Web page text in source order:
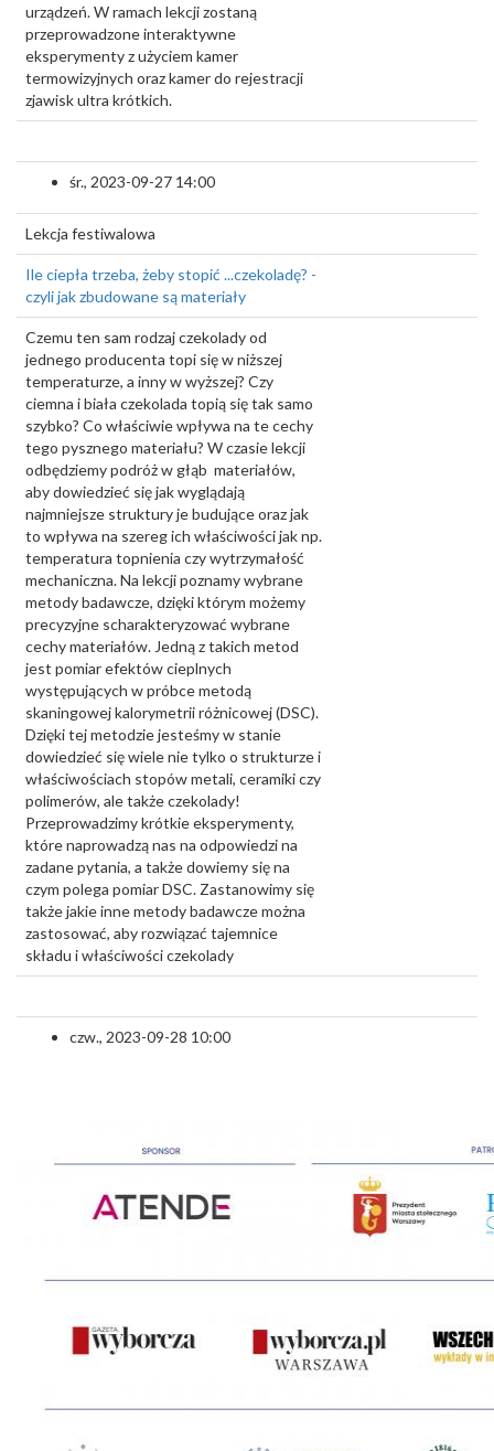
urządzeń. W ramach lekcji zostaną
przeprowadzone interaktywne
eksperymenty z użyciem kamer
termowizyjnych oraz kamer do rejestracji
zjawisk ultra krótkich.
śr., 2023-09-27 14:00
Lekcja festiwalowa
Ile ciepła trzeba, żeby stopić ...czekoladę? -
czyli jak zbudowane są materiały
Czemu ten sam rodzaj czekolady od
jednego producenta topi się w niższej
temperaturze, a inny w wyższej? Czy
ciemna i biała czekolada topią się tak samo
szybko? Co właściwie wpływa na te cechy
tego pysznego materiału? W czasie lekcji
odbędziemy podróż w głąb materiałów,
aby dowiedzieć się jak wyglądają
najmniejsze struktury je budujące oraz jak
to wpływa na szereg ich właściwości jak np.
temperatura topnienia czy wytrzymałość
mechaniczna. Na lekcji poznamy wybrane
metody badawcze, dzięki którym możemy
precyzyjne scharakteryzować wybrane
cechy materiałów. Jedną z takich metod
jest pomiar efektów cieplnych
występujących w próbce metodą
skaningowej kalorymetrii różnicowej (DSC).
Dzięki tej metodzie jesteśmy w stanie
dowiedzieć się wiele nie tylko o strukturze i
właściwościach stopów metali, ceramiki czy
polimerów, ale także czekolady!
Przeprowadzimy krótkie eksperymenty,
które naprowadzą nas na odpowiedzi na
zadane pytania, a także dowiemy się na
czym polega pomiar DSC. Zastanowimy się
także jakie inne metody badawcze można
zastosować, aby rozwiązać tajemnice
składu i właściwości czekolady
czw., 2023-09-28 10:00